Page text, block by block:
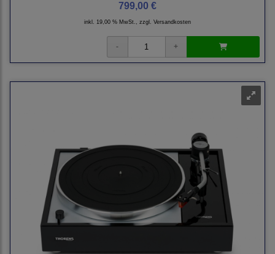
799,00 €
inkl. 19,00 % MwSt., zzgl. Versandkosten